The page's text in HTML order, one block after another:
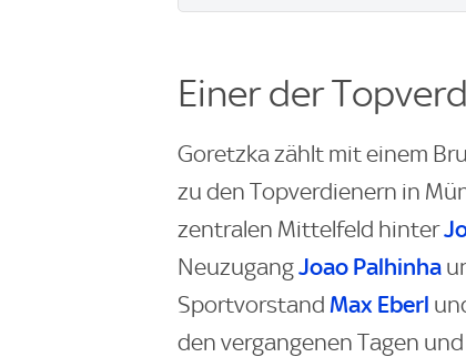
Einer der
Goretzka zählt mit einem
zu den Topverdienern in
zentralen Mittelfeld hinter
NeuzugangJoao Palhinha
Sportvorstand Max Eberl
den vergangenen Tagen